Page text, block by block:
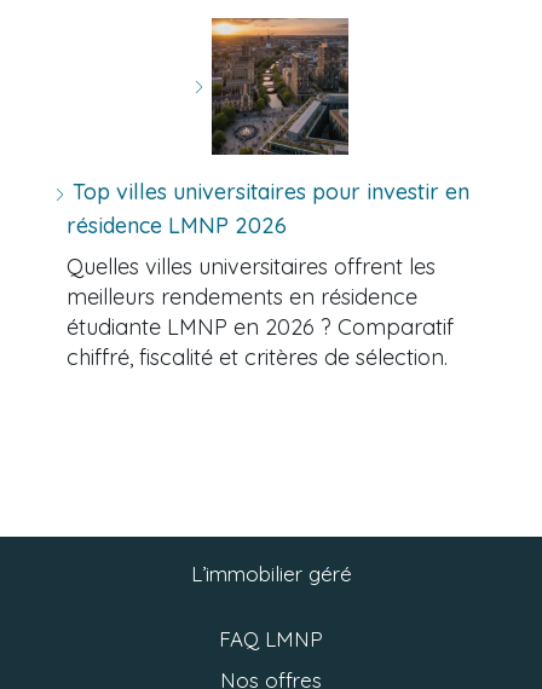
Top villes universitaires pour investir en
résidence LMNP 2026
Quelles villes universitaires offrent les
meilleurs rendements en résidence
étudiante LMNP en 2026 ? Comparatif
chiffré, fiscalité et critères de sélection.
L’immobilier géré
FAQ LMNP
Nos offres